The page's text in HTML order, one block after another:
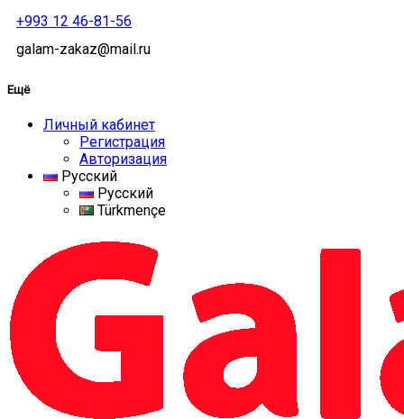
+993 12 46-81-56
galam-zakaz@mail.ru
Ещё
Личный кабинет
Регистрация
Авторизация
Русский
Русский
Türkmençe